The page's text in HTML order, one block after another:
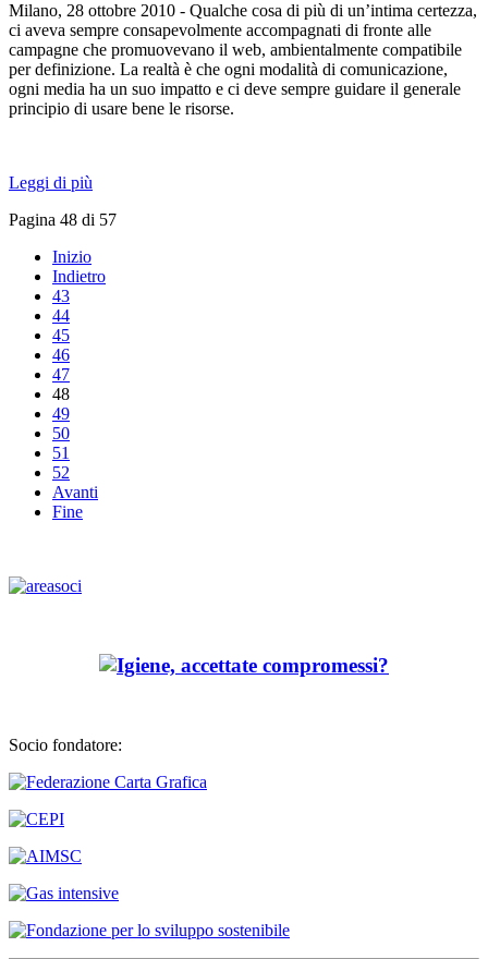
Milano, 28 ottobre 2010 - Qualche cosa di più di un’intima certezza,
ci aveva sempre consapevolmente accompagnati di fronte alle
campagne che promuovevano il web, ambientalmente compatibile
per definizione. La realtà è che ogni modalità di comunicazione,
ogni media ha un suo impatto e ci deve sempre guidare il generale
principio di usare bene le risorse.
Leggi di più
Pagina 48 di 57
Inizio
Indietro
43
44
45
46
47
48
49
50
51
52
Avanti
Fine
Socio fondatore: